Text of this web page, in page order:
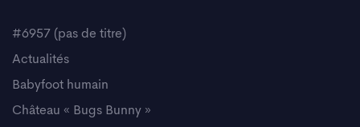
#6957 (pas de titre)
Actualités
Babyfoot humain
Château « Bugs Bunny »